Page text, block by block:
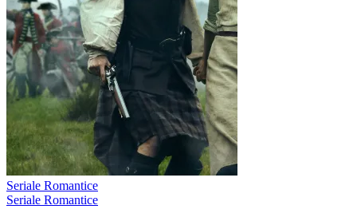
Seriale Romantice
Seriale Romantice